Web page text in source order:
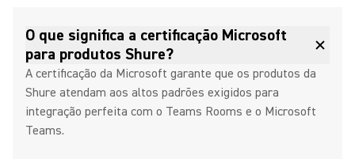
O que significa a certificação Microsoft
para produtos Shure?
A certificação da Microsoft garante que os produtos da
Shure atendam aos altos padrões exigidos para
integração perfeita com o Teams Rooms e o Microsoft
Teams.